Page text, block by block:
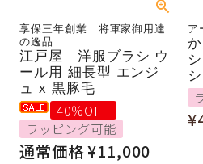
享保三年創業 将軍家御用達
の逸品
江戸屋 洋服ブラシ ウ
ール用 細長型 エンジ
ュ x 黒豚毛
40％OFF
ラッピング可能
通常価格¥11,000
ア
¥